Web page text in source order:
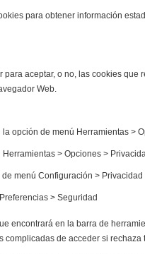
para obtener información
aceptar, o no, las cookies
Web.
opción de menú Herramientas >
> Opciones >
menú Configuración > Privacidad
> Seguridad
encontrará en la barra de
de acceder si rechaza